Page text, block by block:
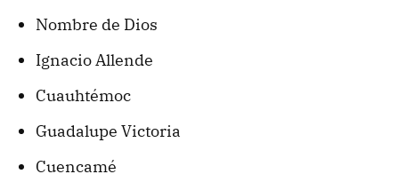
Nombre de Dios
Ignacio Allende
Cuauhtémoc
Guadalupe Victoria
Cuencamé